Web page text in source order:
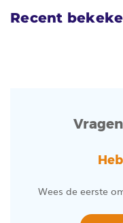
Recent
Wees de eerste